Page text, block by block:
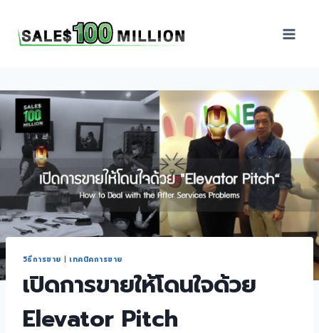
วิธีการขาย | เทคนิคการขาย
เปิดการขายให้โดนใจด้วย
Elevator Pitch